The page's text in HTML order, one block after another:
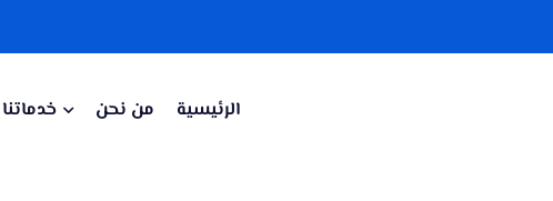
الرئيسية من نحن خدماتنا